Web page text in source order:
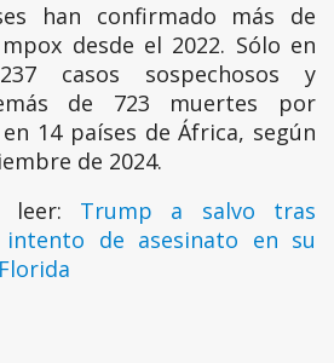
han confirmado más de
desde el 2022. Sólo en
casos sospechosos y
de 723 muertes por
14 países de África, según
de 2024.
leer: Trump a salvo tras
de asesinato en su